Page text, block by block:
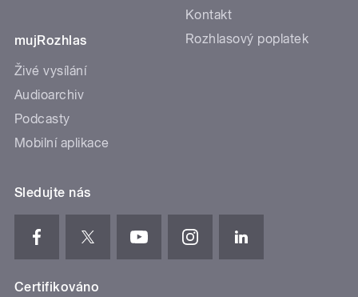
mujRozhlas
Živé vysílání
Audioarchiv
Podcasty
Mobilní aplikace
Kontakt
Rozhlasový poplatek
Sledujte nás
Certifikováno